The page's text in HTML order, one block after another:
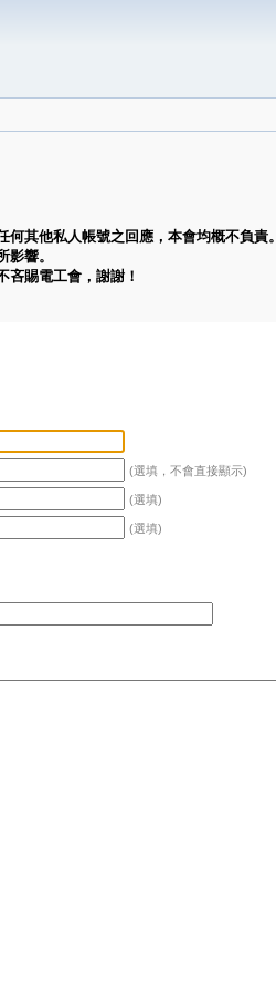
其他私人帳號之回應，本會均概不負責。
響。
吝賜電工會，謝謝！
(選填，不會直接顯示)
(選填)
(選填)